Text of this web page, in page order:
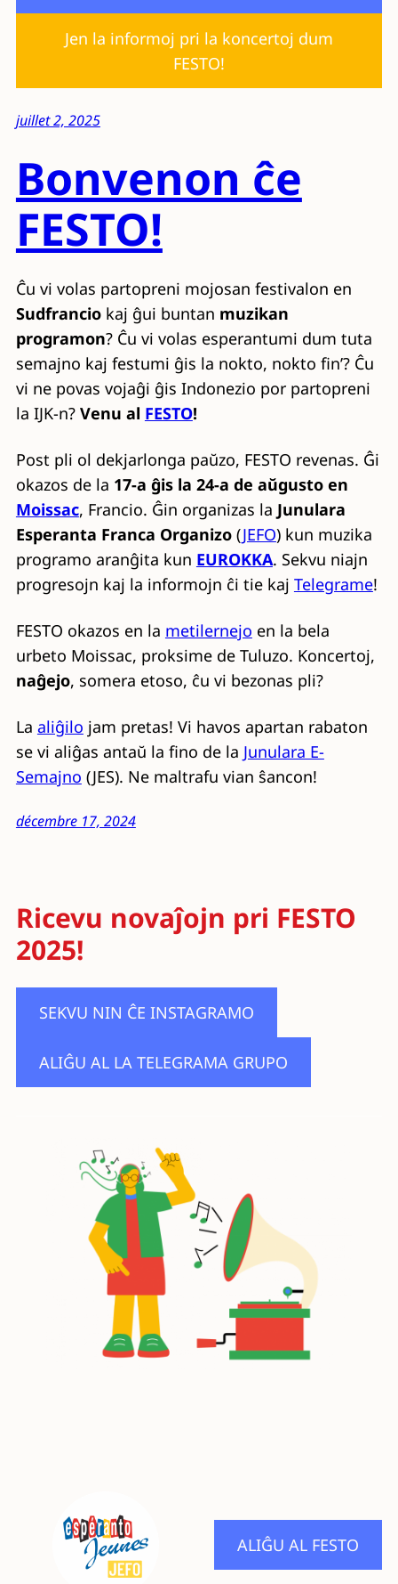
Jen la informoj pri la koncertoj dum
FESTO!
juillet 2, 2025
Bonvenon ĉe
FESTO!
Ĉu vi volas partopreni mojosan festivalon en
Sudfranciokaj ĝui buntan muzikan
programon? Ĉu vi volas esperantumi dum tuta
semajno kaj festumi ĝis la nokto, nokto fin’? Ĉu
vi ne povas vojaĝi ĝis Indonezio por partopreni
la IJK-n? Venu al FESTO!
Post pli ol dekjarlonga paŭzo, FESTO revenas. Ĝi
okazos de la 17-a ĝis la 24-a de aŭgusto en
Moissac, Francio. Ĝin organizas la Junulara
Esperanta Franca Organizo(JEFO) kun muzika
programo aranĝita kun EUROKKA. Sekvu niajn
progresojn kaj la informojn ĉi tie kaj Telegrame!
FESTO okazos en la metilernejo en la bela
urbeto Moissac, proksime de Tuluzo. Koncertoj,
naĝejo, somera etoso, ĉu vi bezonas pli?
La aliĝilo jam pretas! Vi havos apartan rabaton
se vi aliĝas antaŭ la fino de la Junulara E-
Semajno (JES). Ne maltrafu vian ŝancon!
décembre 17, 2024
Ricevu novaĵojn pri FESTO
2025!
SEKVU NIN ĈE INSTAGRAMO
ALIĜU AL LA TELEGRAMA GRUPO
ALIĜU AL FESTO